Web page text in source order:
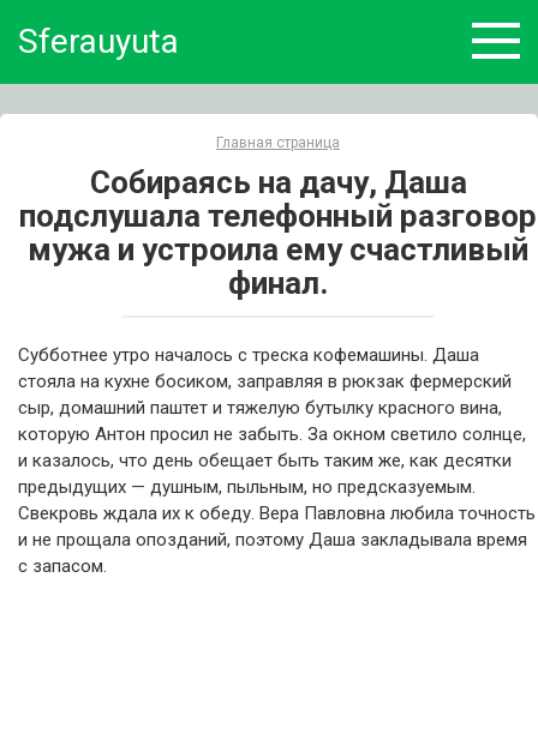
Sferauyuta
Главная страница
Собираясь на дачу, Даша
подслушала телефонный разговор
мужа и устроила ему счастливый
финал.
Субботнее утро началось с треска кофемашины. Даша
стояла на кухне босиком, заправляя в рюкзак фермерский
сыр, домашний паштет и тяжелую бутылку красного вина,
которую Антон просил не забыть. За окном светило солнце,
и казалось, что день обещает быть таким же, как десятки
предыдущих — душным, пыльным, но предсказуемым.
Свекровь ждала их к обеду. Вера Павловна любила точность
и не прощала опозданий, поэтому Даша закладывала время
с запасом.